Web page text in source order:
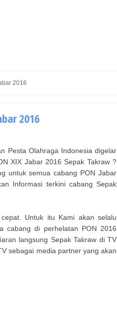
2016
2016
Pesta Olahraga Indonesia digelar
XIX Jabar 2016 Sepak Takraw ?
untuk semua cabang PON Jabar
Informasi terkini cabang Sepak
Untuk itu Kami akan selalu
cabang di perhelatan PON 2016
langsung Sepak Takraw di TV
sebagai media partner yang akan